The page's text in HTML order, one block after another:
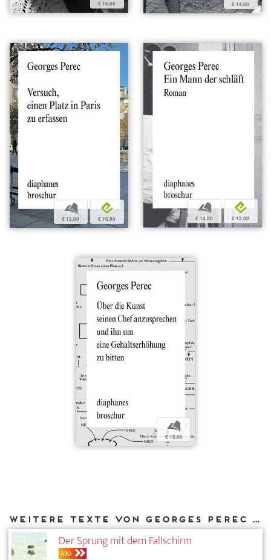
€ 16,00 € 14,00
b
€ 12,00
e
€ 10,99
b
€ 14,00
e
€ 12,00
b
€ 15,00
Weitere Texte von Georges Perec bei DIAPHANES
Der Sprung mit dem Fallschirm
ABO